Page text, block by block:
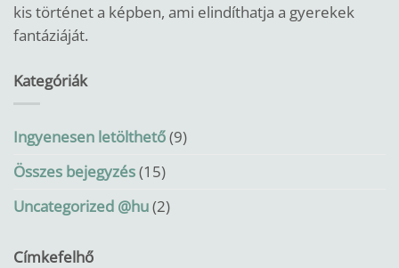
kis történet a képben, ami elindíthatja a gyerekek
fantáziáját.
Kategóriák
Ingyenesen letölthető(9)
Összes bejegyzés(15)
Uncategorized @hu(2)
Címkefelhő